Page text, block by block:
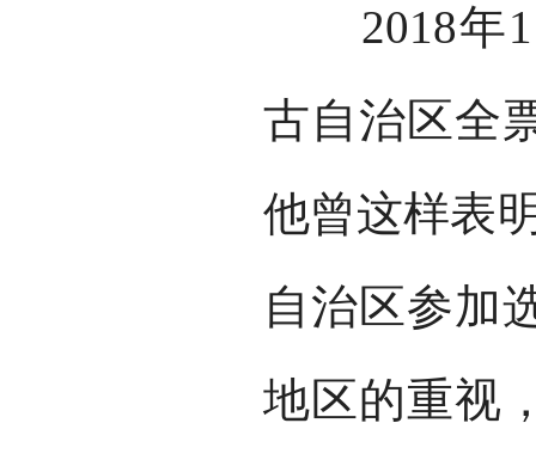
2018年1
古自治区全
他曾这样表
自治区参加
地区的重视